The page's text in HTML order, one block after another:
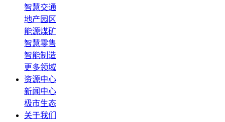
智慧交通
地产园区
能源煤矿
智慧零售
智能制造
更多领域
资源中心
新闻中心
极市生态
关于我们